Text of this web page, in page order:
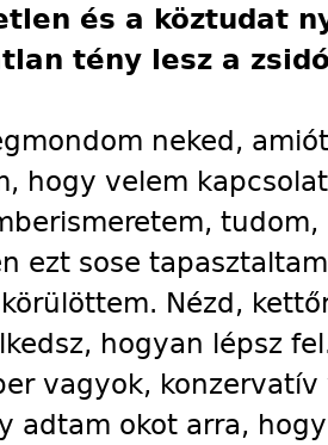
és a köztudat
tény lesz a
neked,
hogy velem
ezt sose
Nézd,
hogyan lépsz
vagyok,
adtam okot arra,